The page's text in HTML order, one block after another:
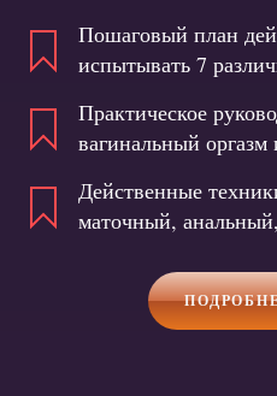
Пошаговый план
испытывать 7
Практическое
вагинальный оргазм
Действенные
маточный,